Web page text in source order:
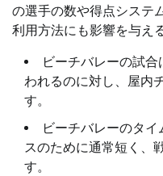
の選手の数や得点システ
利用方法にも影響を与え
ビーチバレーの試
われるのに対し、屋内
す。
ビーチバレーのタ
スのために通常短く、
す。